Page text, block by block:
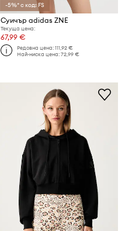
-5%* с код: FS
Суичър adidas ZNE
Текуща цена:
67,99 €
Редовна цена:111,92 €
Най-ниска цена:72,99 €